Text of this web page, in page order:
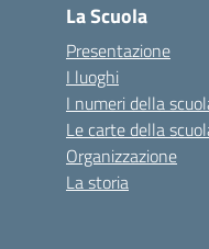
La Scuola
Presentazione
I luoghi
I numeri della
Le carte della
Organizzazione
La storia